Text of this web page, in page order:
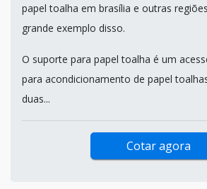
papel toalha em brasília e outras
grande exemplo disso.
O suporte para papel toalha é um
para acondicionamento de papel
duas...
Cotar agora